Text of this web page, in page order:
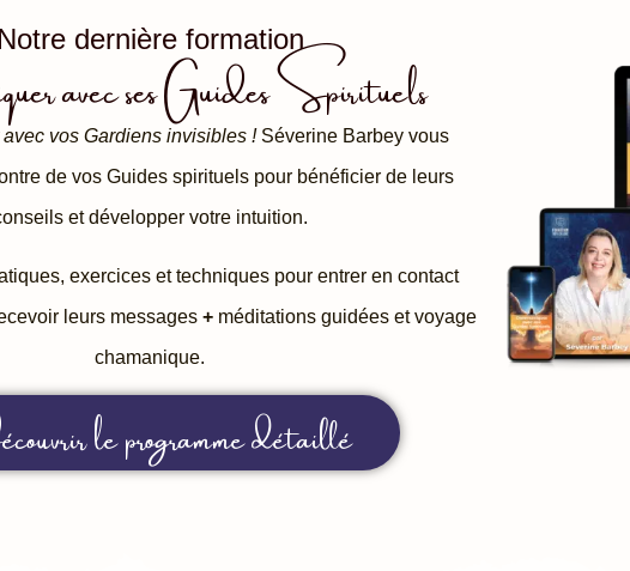
Notre dernière formation
avec ses Guides Spirituels
vos Gardiens invisibles !Séverine Barbey vous
de vos Guides spirituels pour bénéficier de leurs
et développer votre intuition.
exercices et techniques pour entrer en contact
leurs messages +méditations guidées et voyage
chamanique.
le programme détaillé